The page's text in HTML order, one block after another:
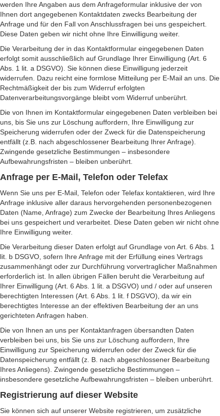
werden Ihre Angaben aus dem Anfrageformular inklusive der von
Ihnen dort angegebenen Kontaktdaten zwecks Bearbeitung der
Anfrage und für den Fall von Anschlussfragen bei uns gespeichert.
Diese Daten geben wir nicht ohne Ihre Einwilligung weiter.
Die Verarbeitung der in das Kontaktformular eingegebenen Daten
erfolgt somit ausschließlich auf Grundlage Ihrer Einwilligung (Art. 6
Abs. 1 lit. a DSGVO). Sie können diese Einwilligung jederzeit
widerrufen. Dazu reicht eine formlose Mitteilung per E-Mail an uns. Die
Rechtmäßigkeit der bis zum Widerruf erfolgten
Datenverarbeitungsvorgänge bleibt vom Widerruf unberührt.
Die von Ihnen im Kontaktformular eingegebenen Daten verbleiben bei
uns, bis Sie uns zur Löschung auffordern, Ihre Einwilligung zur
Speicherung widerrufen oder der Zweck für die Datenspeicherung
entfällt (z.B. nach abgeschlossener Bearbeitung Ihrer Anfrage).
Zwingende gesetzliche Bestimmungen – insbesondere
Aufbewahrungsfristen – bleiben unberührt.
Anfrage per E-Mail, Telefon oder Telefax
Wenn Sie uns per E-Mail, Telefon oder Telefax kontaktieren, wird Ihre
Anfrage inklusive aller daraus hervorgehenden personenbezogenen
Daten (Name, Anfrage) zum Zwecke der Bearbeitung Ihres Anliegens
bei uns gespeichert und verarbeitet. Diese Daten geben wir nicht ohne
Ihre Einwilligung weiter.
Die Verarbeitung dieser Daten erfolgt auf Grundlage von Art. 6 Abs. 1
lit. b DSGVO, sofern Ihre Anfrage mit der Erfüllung eines Vertrags
zusammenhängt oder zur Durchführung vorvertraglicher Maßnahmen
erforderlich ist. In allen übrigen Fällen beruht die Verarbeitung auf
Ihrer Einwilligung (Art. 6 Abs. 1 lit. a DSGVO) und / oder auf unseren
berechtigten Interessen (Art. 6 Abs. 1 lit. f DSGVO), da wir ein
berechtigtes Interesse an der effektiven Bearbeitung der an uns
gerichteten Anfragen haben.
Die von Ihnen an uns per Kontaktanfragen übersandten Daten
verbleiben bei uns, bis Sie uns zur Löschung auffordern, Ihre
Einwilligung zur Speicherung widerrufen oder der Zweck für die
Datenspeicherung entfällt (z. B. nach abgeschlossener Bearbeitung
Ihres Anliegens). Zwingende gesetzliche Bestimmungen –
insbesondere gesetzliche Aufbewahrungsfristen – bleiben unberührt.
Registrierung auf dieser Website
Sie können sich auf unserer Website registrieren, um zusätzliche